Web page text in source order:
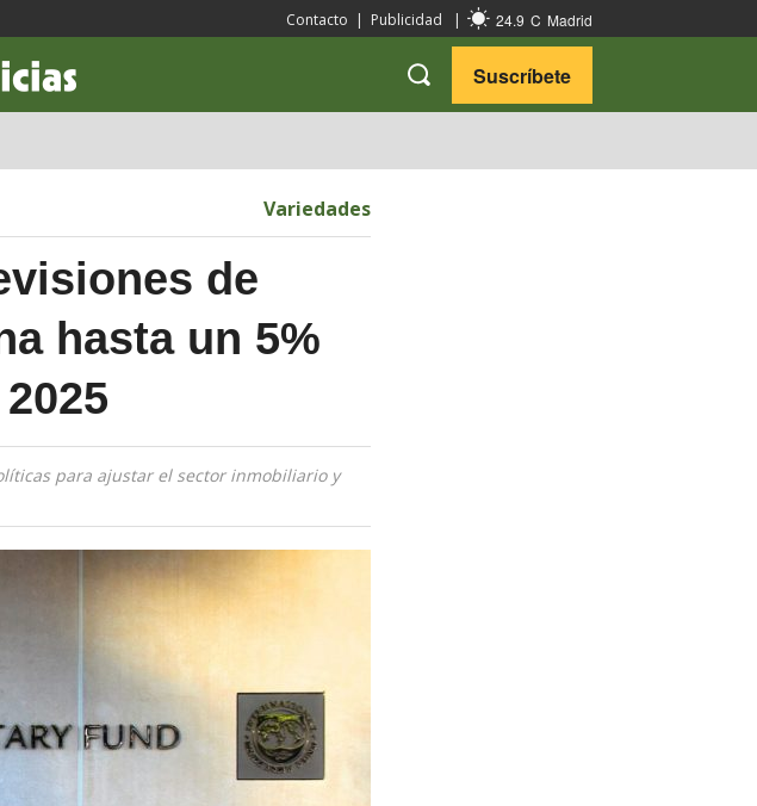
Contacto | Publicidad | 24.9 C Madrid
Suscríbete
Variedades
de
hasta un 5%
para ajustar el sector inmobiliario y